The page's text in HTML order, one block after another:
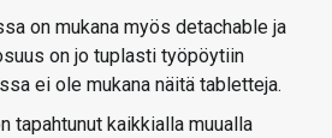
on mukana myös detachable ja
on jo tuplasti työpöytiin
ei ole mukana näitä tabletteja.
tapahtunut kaikkialla muualla